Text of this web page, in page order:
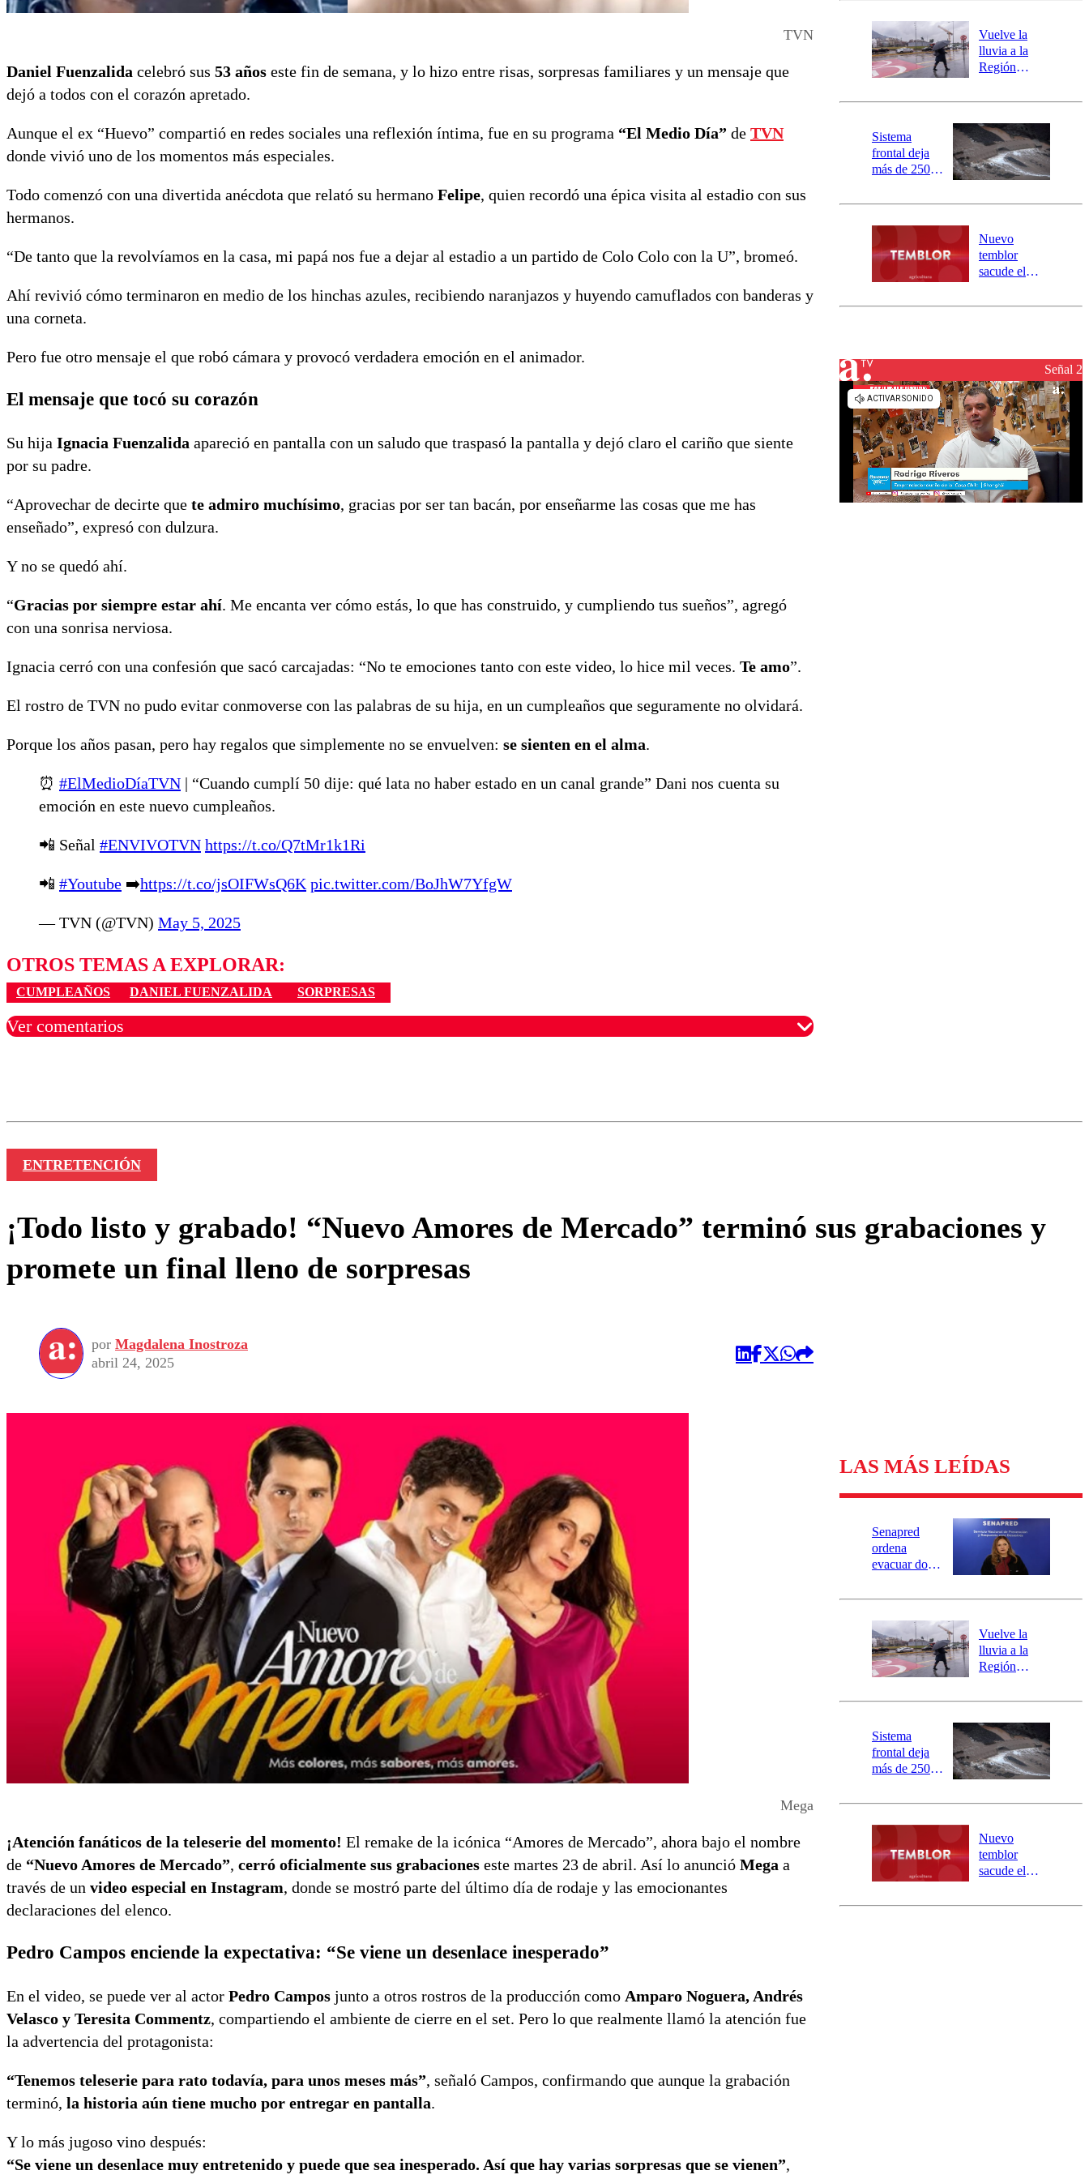
TVN
Daniel Fuenzalida celebró sus 53 años este fin de semana, y lo hizo entre risas, sorpresas familiares y un mensaje que
dejó a todos con el corazón apretado.
Aunque el ex “Huevo” compartió en redes sociales una reflexión íntima, fue en su programa “El Medio Día” de TVN
donde vivió uno de los momentos más especiales.
Todo comenzó con una divertida anécdota que relató su hermano Felipe, quien recordó una épica visita al estadio con sus
hermanos.
“De tanto que la revolvíamos en la casa, mi papá nos fue a dejar al estadio a un partido de Colo Colo con la U”, bromeó.
Ahí revivió cómo terminaron en medio de los hinchas azules, recibiendo naranjazos y huyendo camuflados con banderas y
una corneta.
Pero fue otro mensaje el que robó cámara y provocó verdadera emoción en el animador.
El mensaje que tocó su corazón
Su hija Ignacia Fuenzalida apareció en pantalla con un saludo que traspasó la pantalla y dejó claro el cariño que siente
por su padre.
“Aprovechar de decirte que te admiro muchísimo, gracias por ser tan bacán, por enseñarme las cosas que me has
enseñado”, expresó con dulzura.
Y no se quedó ahí.
“Gracias por siempre estar ahí. Me encanta ver cómo estás, lo que has construido, y cumpliendo tus sueños”, agregó
con una sonrisa nerviosa.
Ignacia cerró con una confesión que sacó carcajadas: “No te emociones tanto con este video, lo hice mil veces. Te amo”.
El rostro de TVN no pudo evitar conmoverse con las palabras de su hija, en un cumpleaños que seguramente no olvidará.
Porque los años pasan, pero hay regalos que simplemente no se envuelven: se sienten en el alma.
⏰ #ElMedioDíaTVN | “Cuando cumplí 50 dije: qué lata no haber estado en un canal grande” Dani nos cuenta su
emoción en este nuevo cumpleaños.
📲 Señal #ENVIVOTVN https://t.co/Q7tMr1k1Ri
📲 #Youtube ➡️https://t.co/jsOIFWsQ6K pic.twitter.com/BoJhW7YfgW
— TVN (@TVN) May 5, 2025
OTROS TEMAS A EXPLORAR:
CUMPLEAÑOS DANIEL FUENZALIDA SORPRESAS
Ver comentarios
río Damas:
activa
mensajería
SAE
Vuelve la
lluvia a la
Región
este es el
la DMC para
este viernes
Sistema
frontal deja
más de 250
y 317
aisladas entre
Valparaíso y
Los Ríos
Nuevo
temblor
sacude el
revisa la
Señal 2
ENTRETENCIÓN
¡Todo listo y grabado! “Nuevo Amores de Mercado” terminó sus grabaciones y
promete un final lleno de sorpresas
por Magdalena Inostroza
abril 24, 2025
Mega
¡Atención fanáticos de la teleserie del momento! El remake de la icónica “Amores de Mercado”, ahora bajo el nombre
de “Nuevo Amores de Mercado”, cerró oficialmente sus grabaciones este martes 23 de abril. Así lo anunció Mega a
través de un video especial en Instagram, donde se mostró parte del último día de rodaje y las emocionantes
declaraciones del elenco.
Pedro Campos enciende la expectativa: “Se viene un desenlace inesperado”
En el video, se puede ver al actor Pedro Campos junto a otros rostros de la producción como Amparo Noguera, Andrés
Velasco y Teresita Commentz, compartiendo el ambiente de cierre en el set. Pero lo que realmente llamó la atención fue
la advertencia del protagonista:
“Tenemos teleserie para rato todavía, para unos meses más”, señaló Campos, confirmando que aunque la grabación
terminó, la historia aún tiene mucho por entregar en pantalla.
Y lo más jugoso vino después:
“Se viene un desenlace muy entretenido y puede que sea inesperado. Así que hay varias sorpresas que se vienen”,
LAS MÁS LEÍDAS
Senapred
ordena
evacuar dos
Carahue por
río Damas:
activa
mensajería
SAE
Vuelve la
lluvia a la
Región
este es el
la DMC para
este viernes
Sistema
frontal deja
más de 250
y 317
aisladas entre
Valparaíso y
Los Ríos
Nuevo
temblor
sacude el
revisa la